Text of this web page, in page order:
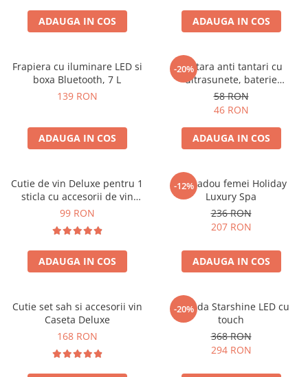
ADAUGA IN COS ADAUGA IN COS
Frapiera cu iluminare LED si
boxa Bluetooth, 7 L
139 RON
ADAUGA IN COS
-20%
Bratara anti tantari cu
ultrasunete, baterie
reincarcabila 90mAh
58 RON
46 RON
ADAUGA IN COS
Cutie de vin Deluxe pentru 1
sticla cu accesorii de vin
incluse piele ecologica de
99 RON
ADAUGA IN COS
-12%
Set cadou femei Holiday
Luxury Spa
236 RON
207 RON
ADAUGA IN COS
Cutie set sah si accesorii vin
Caseta Deluxe
168 RON
-20%
Oglinda Starshine LED cu
touch
368 RON
294 RON